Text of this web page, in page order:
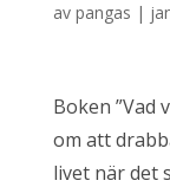
av pangas |
Boken ”Vad
om att
livet när det